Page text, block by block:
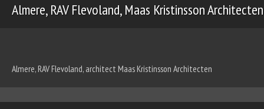
Almere, RAV Flevoland, Maas Kristinsson Architecten
Almere, RAV Flevoland, architect Maas Kristinsson Architecten